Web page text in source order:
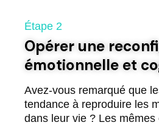
Étape 2
Opérer une
émotionnelle et
Avez-vous remarqué que
tendance à reproduire les
dans leur vie ? Les mêmes